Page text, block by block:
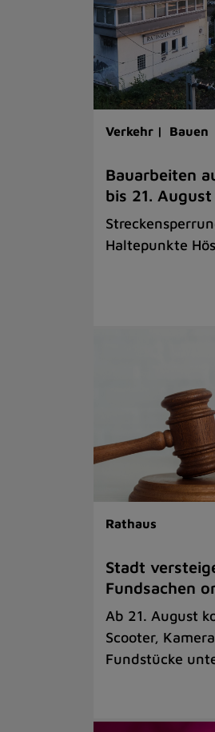
Verkehr | Bauen
Bauarbeiten
bis 21. August
Haltepunkte
Rathaus
Stadt
Fundsachen
Ab 21. August
Scooter,
Fundstücke